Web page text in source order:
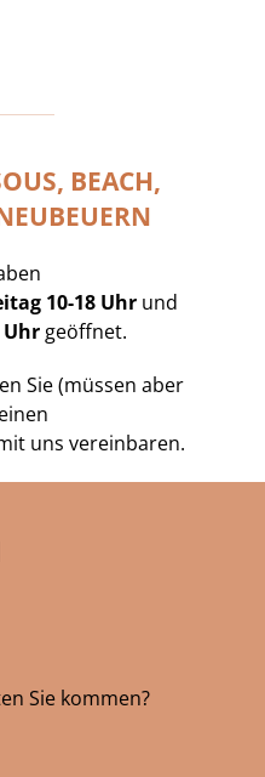
BEACH,
10-18 Uhrund
Uhr geöffnet.
Sie (müssen aber
uns vereinbaren.
Sie kommen?